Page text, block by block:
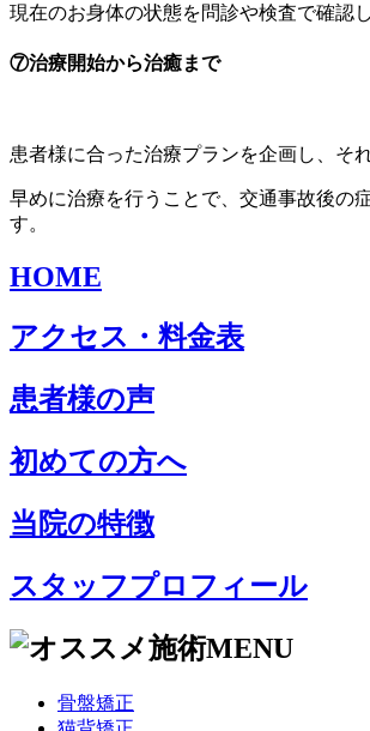
現在のお身体の状態を問診や検査で確認
⑦治療開始から治癒まで
患者様に合った治療プランを企画し、そ
早めに治療を行うことで、交通事故後の
す。
HOME
アクセス・料金表
患者様の声
初めての方へ
当院の特徴
スタッフプロフィール
骨盤矯正